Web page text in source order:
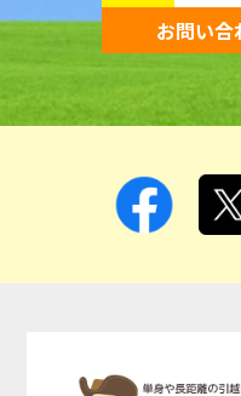
お問い合